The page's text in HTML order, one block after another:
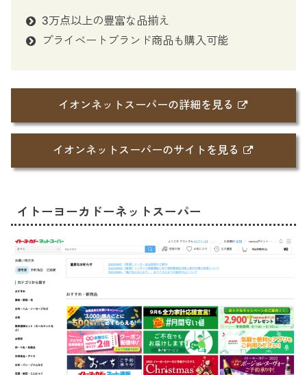
3万点以上の豊富な品揃え
プライベートブランド商品も購入可能
イオンネットスーパーの詳細を見る
イオンネットスーパーのサイトを見る
イトーヨーカドーネットスーパー